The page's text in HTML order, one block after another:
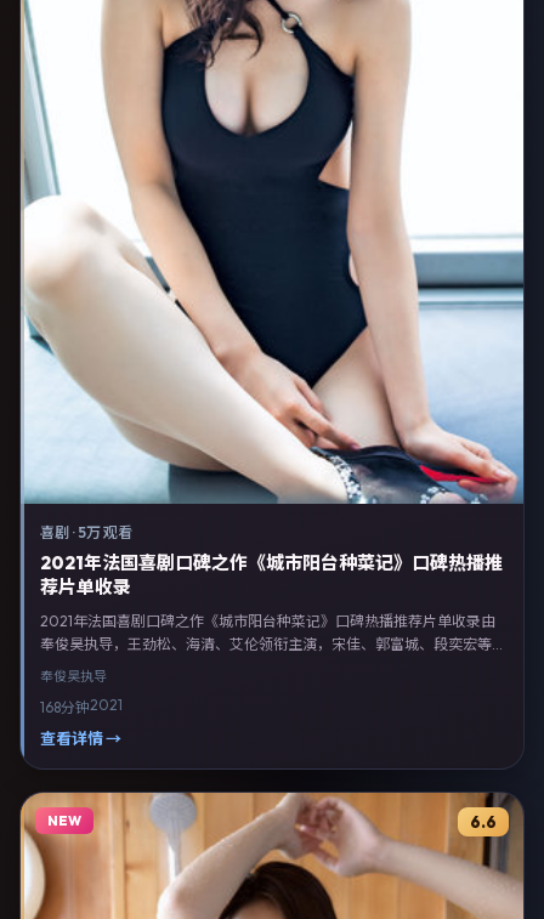
喜剧 · 5万 观看
2021年法国喜剧口碑之作《城市阳台种菜记》口碑热播推
荐片单收录
2021年法国喜剧口碑之作《城市阳台种菜记》口碑热播推荐片单收录由
奉俊昊执导，王劲松、海清、艾伦领衔主演，宋佳、郭富城、段奕宏等联
合出演。剧情以喜剧类型为主线，融合法国本土叙事与人物弧光，适合检
国首映礼举办，全国多城路演与线上观影同步开启。影片在节奏、摄影与
配乐上强调沉浸体验，可作为片单推荐、影评长文与专题策划的引用素
奉俊昊执导
168分钟2021
查看详情 →
NEW 6.6